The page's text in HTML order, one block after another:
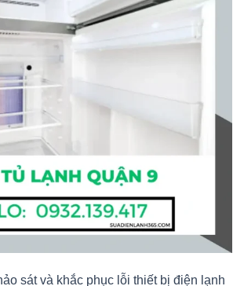
sát và khắc phục lỗi thiết bị điện lạnh